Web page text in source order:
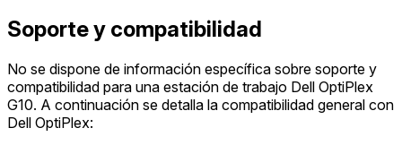
Soporte y compatibilidad
No se dispone de información específica sobre soporte y
compatibilidad para una estación de trabajo Dell OptiPlex
G10. A continuación se detalla la compatibilidad general con
Dell OptiPlex: